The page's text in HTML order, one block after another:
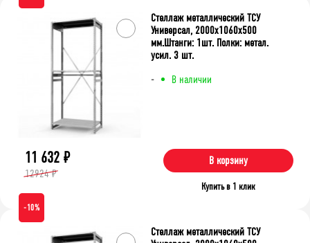
- В наличии
Стеллаж металлический ТСУ
Универсал, 2000x1060x500
мм.Штанги: 1шт. Полки: метал.
усил. 3 шт.
11 632 ₽
12924 ₽
В корзину
Купить в 1 клик
-10%
Стеллаж металлический ТСУ